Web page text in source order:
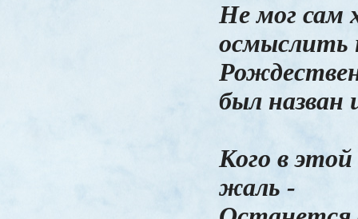
Не мог сам
осмыслить
был назван
Кого в этой
жаль -